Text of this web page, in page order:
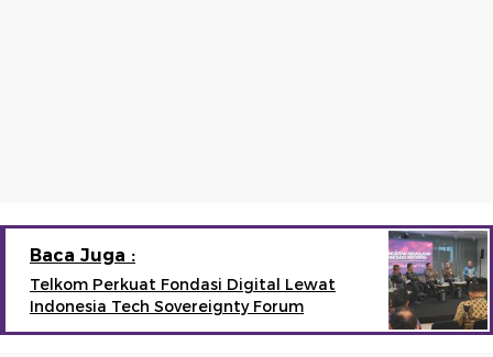
Baca Juga :
Telkom Perkuat Fondasi Digital Lewat
Indonesia Tech Sovereignty Forum